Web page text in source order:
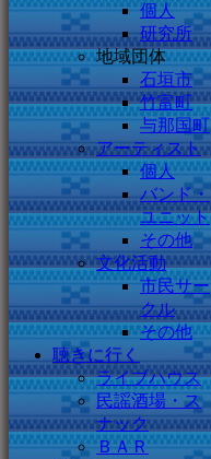
個人
研究所
地域団体
石垣市
竹富町
与那国町
アーティスト
個人
バンド・
ユニット
その他
文化活動
市民サー
クル
その他
聴きに行く
ライブハウス
民謡酒場・ス
ナック
ＢＡＲ